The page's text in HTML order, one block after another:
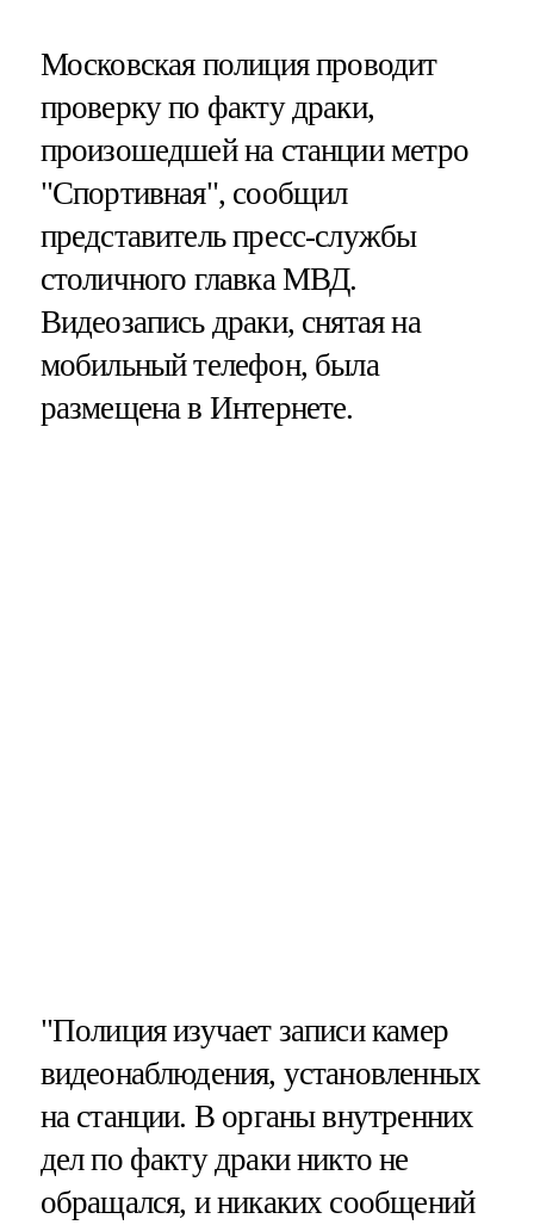
Московская полиция проводит
проверку по факту драки,
произошедшей на станции метро
"Спортивная", сообщил
представитель пресс-службы
столичного главка МВД.
Видеозапись драки, снятая на
мобильный телефон, была
размещена в Интернете.
"Полиция изучает записи камер
видеонаблюдения, установленных
на станции. В органы внутренних
дел по факту драки никто не
обращался, и никаких сообщений